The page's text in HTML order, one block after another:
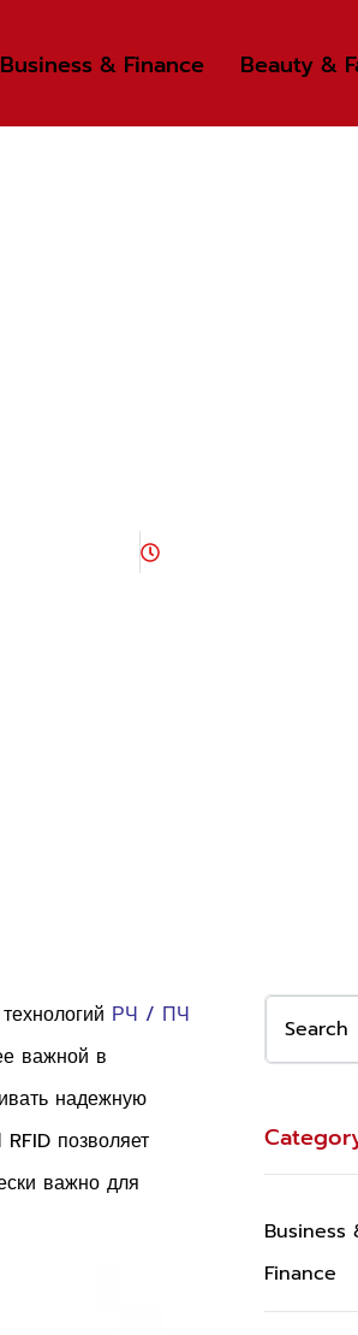
Business & Finance Beauty &
РЧ / ПЧ
важной в
надежную
позволяет
важно для
Business
Finance